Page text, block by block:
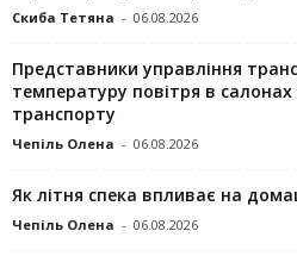
Скиба Тетяна - 06.08.2026
Представники управління
температуру повітря в салонах
транспорту
Чепіль Олена - 06.08.2026
Як літня спека впливає на
Чепіль Олена - 06.08.2026